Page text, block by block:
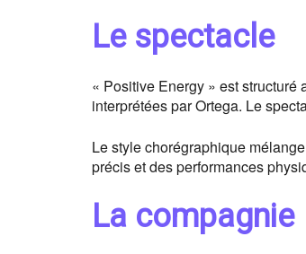
Le spectacle
« Positive Energy » est
interprétées par Ortega. Le
Le style chorégraphique
précis et des performances
La compagnie